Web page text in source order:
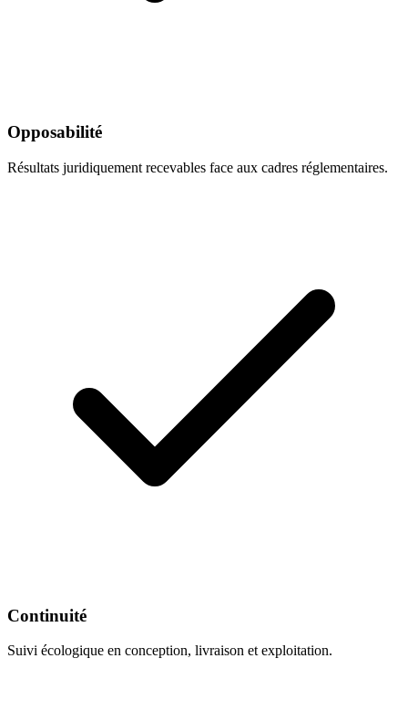
Opposabilité
Résultats juridiquement recevables face aux cadres réglementaires.
Continuité
Suivi écologique en conception, livraison et exploitation.